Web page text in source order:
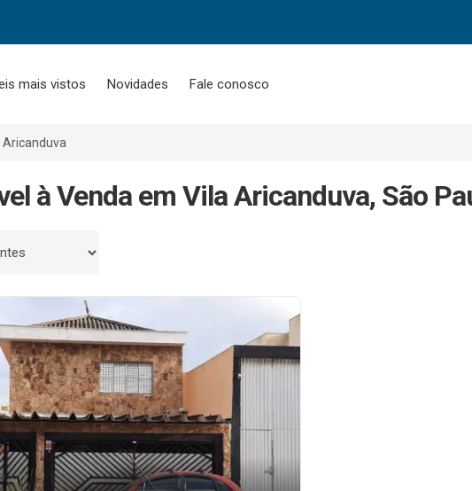
mais vistos Novidades Fale conosco
Aricanduva
à Venda em Vila Aricanduva, São